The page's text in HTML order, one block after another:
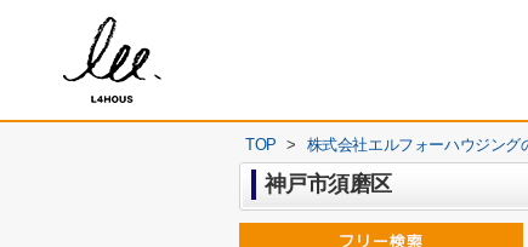
TOP > 株式会社エルフォーハウジング
神戸市須磨区